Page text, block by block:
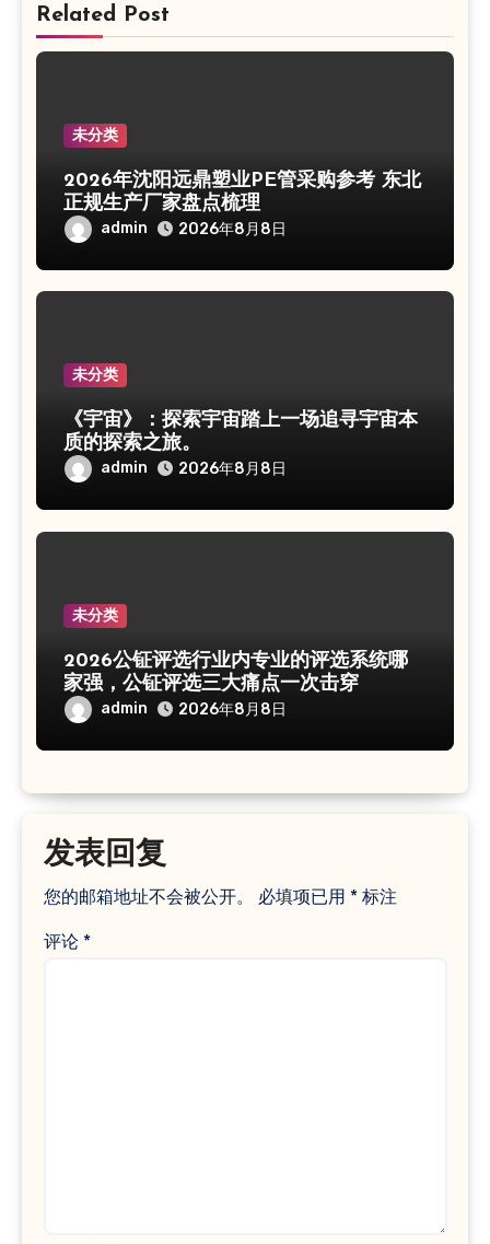
Related Post
未分类
2026年沈阳远鼎塑业PE管采购参考 东北
正规生产厂家盘点梳理
admin 2026年8月8日
未分类
《宇宙》：探索宇宙踏上一场追寻宇宙本
质的探索之旅。
admin 2026年8月8日
未分类
2026公钲评选行业内专业的评选系统哪
家强，公钲评选三大痛点一次击穿
admin 2026年8月8日
发表回复
您的邮箱地址不会被公开。 必填项已用 *标注
评论 *